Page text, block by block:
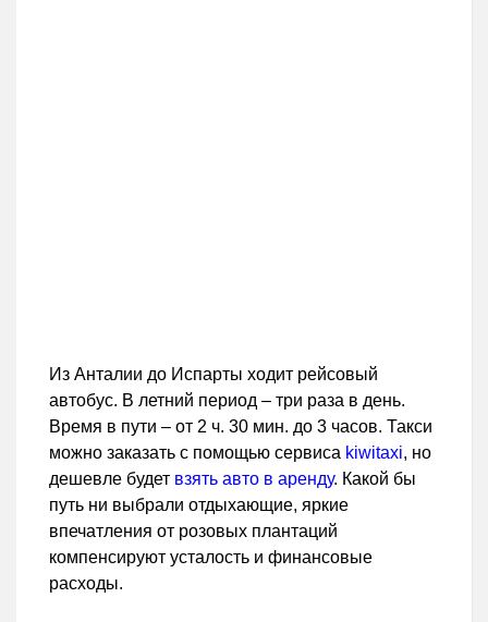
Из Анталии до Испарты ходит рейсовый
автобус. В летний период – три раза в день.
Время в пути – от 2 ч. 30 мин. до 3 часов. Такси
можно заказать с помощью сервиса kiwitaxi, но
дешевле будет взять авто в аренду. Какой бы
путь ни выбрали отдыхающие, яркие
впечатления от розовых плантаций
компенсируют усталость и финансовые
расходы.